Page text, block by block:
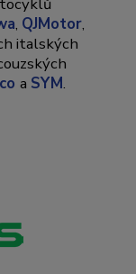
, QJMotor,
italských
a SYM.